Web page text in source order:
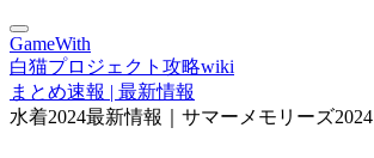
GameWith
白猫プロジェクト攻略wiki
まとめ速報 | 最新情報
水着2024最新情報｜サマーメモリーズ2024